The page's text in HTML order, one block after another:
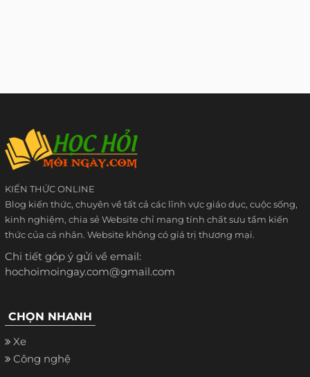
KIẾN THỨC ONLINE
Blog kiến thức, chuyên về tất cả các lĩnh vực giáo dục, cuộc sống,
kinh nghiệm, chia sẻ Website chỉ mang tính chất sưu tầm kiến
thức của cá nhân. Website không có giá trị thương mại.
Chi tiết góp ý gửi về email:
hochoimoingay.com@gmail.com
CHỌN NHANH
Xe
Công nghệ